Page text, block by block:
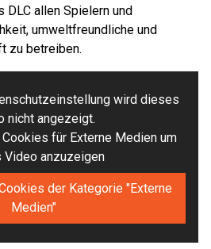
DLC allen Spielern und
umweltfreundliche und
zu betreiben.
wird dieses
nicht angezeigt.
für Externe Medien um
anzuzeigen
der Kategorie "Externe
Medien"